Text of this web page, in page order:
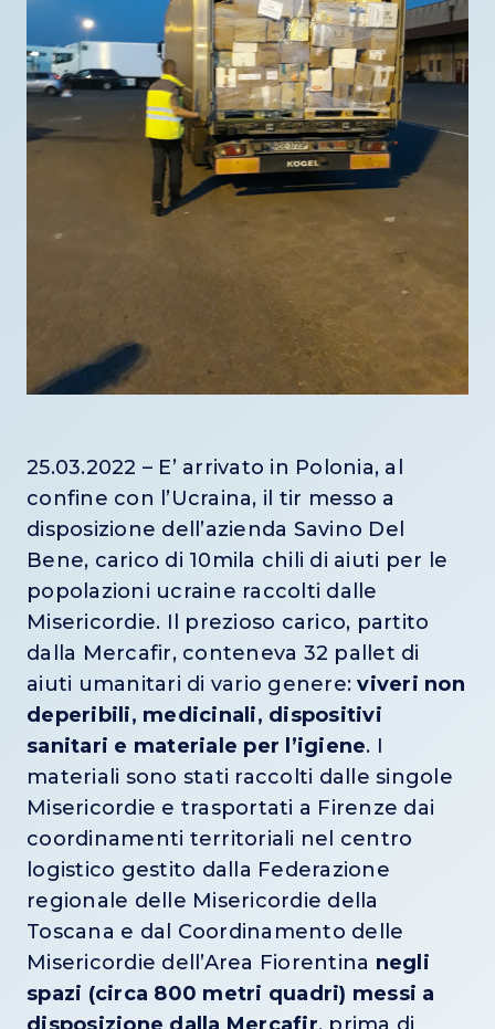
25.03.2022 – E’ arrivato in Polonia, al
confine con l’Ucraina, il tir messo a
disposizione dell’azienda Savino Del
Bene, carico di 10mila chili di aiuti per le
popolazioni ucraine raccolti dalle
Misericordie. Il prezioso carico, partito
dalla Mercafir, conteneva 32 pallet di
aiuti umanitari di vario genere:viveri non
deperibili, medicinali, dispositivi
sanitari e materiale per l’igiene. I
materiali sono stati raccolti dalle singole
Misericordie e trasportati a Firenze dai
coordinamenti territoriali nel centro
logistico gestito dalla Federazione
regionale delle Misericordie della
Toscana e dal Coordinamento delle
Misericordie dell’Area Fiorentina negli
spazi (circa 800 metri quadri) messi a